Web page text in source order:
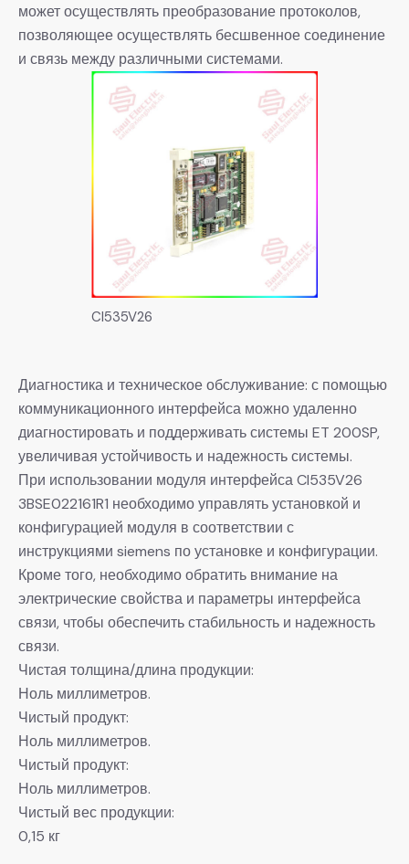
может осуществлять преобразование протоколов,
позволяющее осуществлять бесшвенное соединение
и связь между различными системами.
CI535V26
Диагностика и техническое обслуживание: с помощью
коммуникационного интерфейса можно удаленно
диагностировать и поддерживать системы ET 200SP,
увеличивая устойчивость и надежность системы.
При использовании модуля интерфейса CI535V26
3BSE022161R1 необходимо управлять установкой и
конфигурацией модуля в соответствии с
инструкциями siemens по установке и конфигурации.
Кроме того, необходимо обратить внимание на
электрические свойства и параметры интерфейса
связи, чтобы обеспечить стабильность и надежность
связи.
Чистая толщина/длина продукции:
Ноль миллиметров.
Чистый продукт:
Ноль миллиметров.
Чистый продукт:
Ноль миллиметров.
Чистый вес продукции:
0,15 кг